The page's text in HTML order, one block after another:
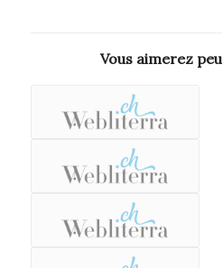
Vous aimerez